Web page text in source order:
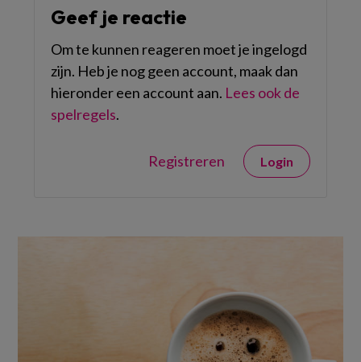
Geef je reactie
Om te kunnen reageren moet je ingelogd
zijn. Heb je nog geen account, maak dan
hieronder een account aan. Lees ook de
spelregels.
Registreren Login